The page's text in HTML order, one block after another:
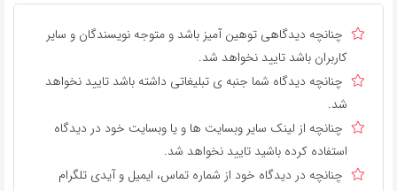
چنانچه دیدگاهی توهین آمیز باشد و متوجه نویسندگان و سایر
کاربران باشد تایید نخواهد شد.
چنانچه دیدگاه شما جنبه ی تبلیغاتی داشته باشد تایید نخواهد
شد.
چنانچه از لینک سایر وبسایت ها و یا وبسایت خود در دیدگاه
استفاده کرده باشید تایید نخواهد شد.
چنانچه در دیدگاه خود از شماره تماس، ایمیل و آیدی تلگرام